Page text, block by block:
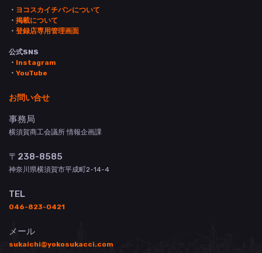
・ ヨコスカイチバンについて
・ 掲載について
・ 登録店専用管理画面
公式SNS
・ Instagram
・ YouTube
お問い合せ
事務局
横須賀商工会議所 情報企画課
〒238-8585
神奈川県横須賀市平成町2-14-4
TEL
046-823-0421
メール
sukaichi@yokosukacci.com